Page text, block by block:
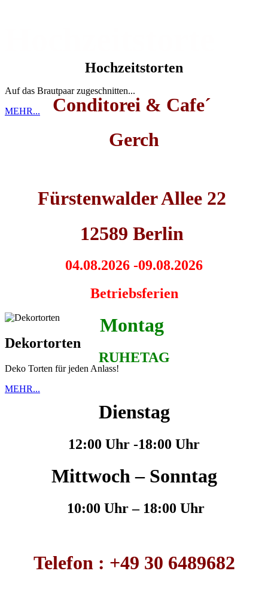
Auf das Brautpaar zugeschnitten...
MEHR...
Dekortorten
Deko Torten für jeden Anlass!
MEHR...
Hochzeitstorten
Conditorei & Cafe´
Gerch
Fürstenwalder Allee 22
12589 Berlin
04.08.2026 -09.08.2026
Betriebsferien
Montag
RUHETAG
Dienstag
12:00 Uhr -18:00 Uhr
Mittwoch – Sonntag
10:00 Uhr – 18:00 Uhr
Telefon : +49 30 6489682